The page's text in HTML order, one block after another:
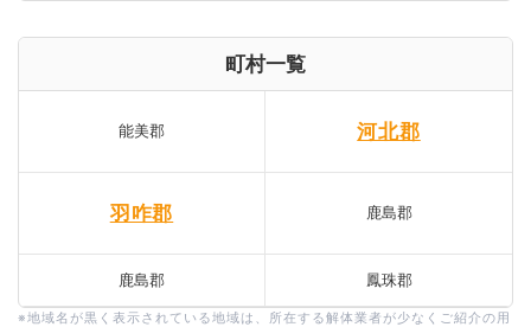
町村一覧
能美郡 河北郡
羽咋郡 鹿島郡
鹿島郡 鳳珠郡
※地域名が黒く表示されている地域は、所在する解体業者が少なくご紹介の用